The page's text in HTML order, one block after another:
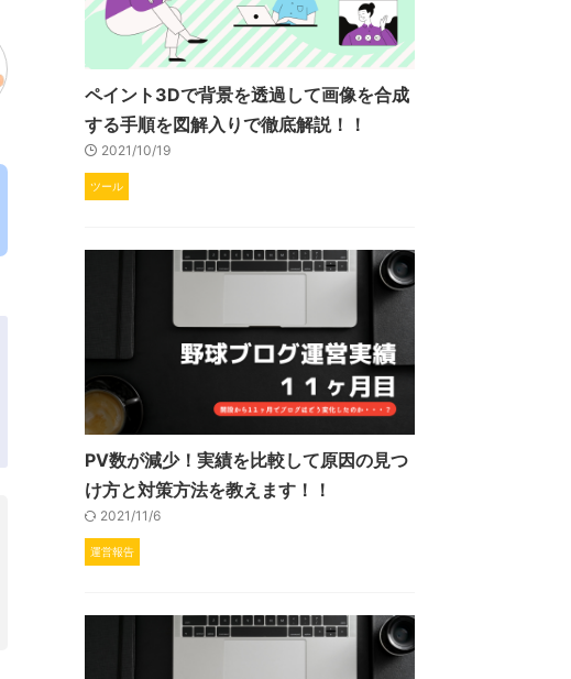
ペイント3Dで背景を透過して画像を合成
する手順を図解入りで徹底解説！！
2021/10/19
ツール
PV数が減少！実績を比較して原因の見つ
け方と対策方法を教えます！！
2021/11/6
運営報告